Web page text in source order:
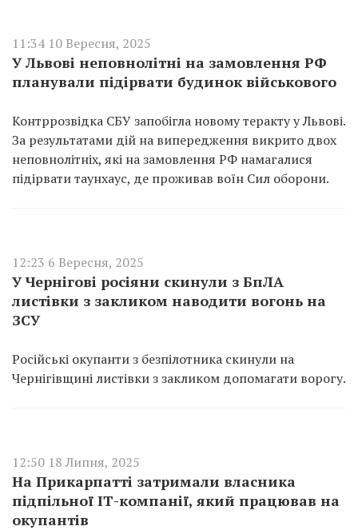
11:34 10 Вересня, 2025
У Львові неповнолітні на замовлення РФ
планували підірвати будинок військового
Контррозвідка СБУ запобігла новому теракту у Львові.
За результатами дій на випередження викрито двох
неповнолітніх, які на замовлення РФ намагалися
підірвати таунхаус, де проживав воїн Сил оборони.
12:23 6 Вересня, 2025
У Чернігові росіяни скинули з БпЛА
листівки з закликом наводити вогонь на
ЗСУ
Російські окупанти з безпілотника скинули на
Чернігівщині листівки з закликом допомагати ворогу.
12:50 18 Липня, 2025
На Прикарпатті затримали власника
підпільної ІТ-компанії, який працював на
окупантів